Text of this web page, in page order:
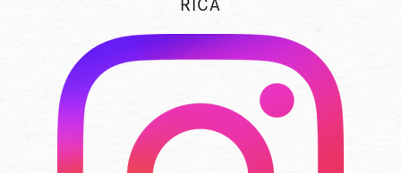
RICA